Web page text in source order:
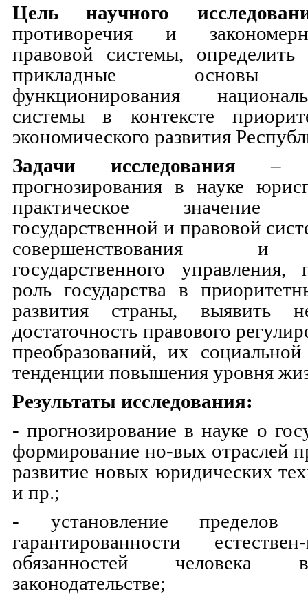
Цель научного
противоречия и
правовой системы, определить
прикладные основы
функционирования
системы в контексте
экономического развития
Задачи исследования –
прогнозирования в науке
практическое
государственной и правовой
совершенствования и
государственного управления,
роль государства в
развития страны, выявить
достаточность правового
преобразований, их
тенденции повышения уровня
Результаты исследования:
- прогнозирование в науке о
формирование но-вых отраслей
развитие новых юридических
и пр.;
- установление пределов
гарантированности
обязанностей человека
законодательстве;